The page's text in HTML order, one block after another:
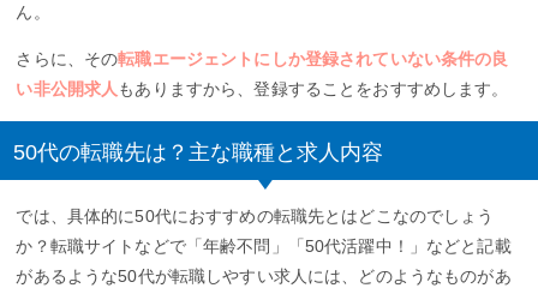
ん。
さらに、その転職エージェントにしか登録されていない条件の良
い非公開求人 もありますから、登録することをおすすめします。
50代の転職先は？主な職種と求人内容
では、具体的に50代におすすめの転職先とはどこなのでしょう
か？転職サイトなどで「年齢不問」「50代活躍中！」などと記載
があるような50代が転職しやすい求人には、どのようなものがあ